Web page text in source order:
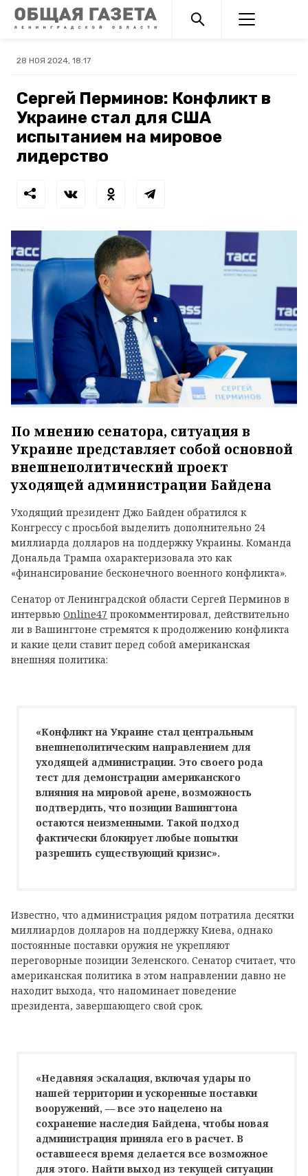
28 НОЯ 2024, 18:17
Сергей Перминов: Конфликт в
Украине стал для США
испытанием на мировое
лидерство
По мнению сенатора, ситуация в
Украине представляет собой основной
внешнеполитический проект
уходящей администрации Байдена
Уходящий президент Джо Байден обратился к
Конгрессу с просьбой выделить дополнительно 24
миллиарда долларов на поддержку Украины. Команда
Дональда Трампа охарактеризовала это как
«финансирование бесконечного военного конфликта».
Сенатор от Ленинградской области Сергей Перминов в
интервью Online47 прокомментировал, действительно
ли в Вашингтоне стремятся к продолжению конфликта
и какие цели ставит перед собой американская
внешняя политика:
«Конфликт на Украине стал центральным
внешнеполитическим направлением для
уходящей администрации. Это своего рода
тест для демонстрации американского
влияния на мировой арене, возможность
подтвердить, что позиции Вашингтона
остаются неизменными. Такой подход
фактически блокирует любые попытки
разрешить существующий кризис».
Известно, что администрация рядом потратила десятки
миллиардов долларов на поддержку Киева, однако
постоянные поставки оружия не укрепляют
переговорные позиции Зеленского. Сенатор считает, что
американская политика в этом направлении давно не
находит выхода, что напоминает поведение
президента, завершающего свой срок.
«Недавняя эскалация, включая удары по
нашей территории и ускоренные поставки
вооружений, — все это нацелено на
сохранение наследия Байдена, чтобы новая
администрация приняла его в расчет. В
оставшееся время делается все возможное
для этого. Найти выход из текущей ситуации